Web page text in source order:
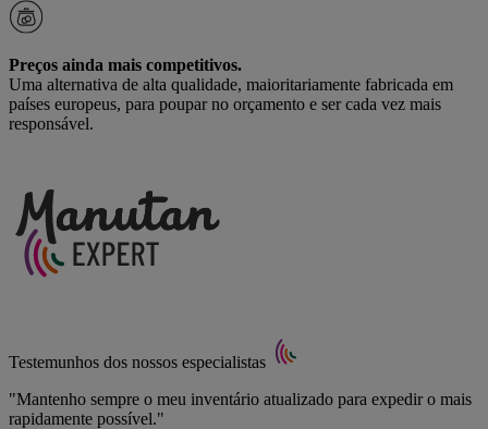
Preços ainda mais competitivos.
Uma alternativa de alta qualidade, maioritariamente fabricada em
países europeus, para poupar no orçamento e ser cada vez mais
responsável.
Testemunhos dos nossos especialistas
"Mantenho sempre o meu inventário atualizado para expedir o mais
rapidamente possível."